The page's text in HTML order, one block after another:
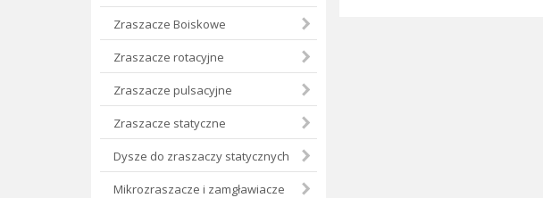
Zraszacze Boiskowe
Zraszacze rotacyjne
Zraszacze pulsacyjne
Zraszacze statyczne
Dysze do zraszaczy statycznych
Mikrozraszacze i zamgławiacze